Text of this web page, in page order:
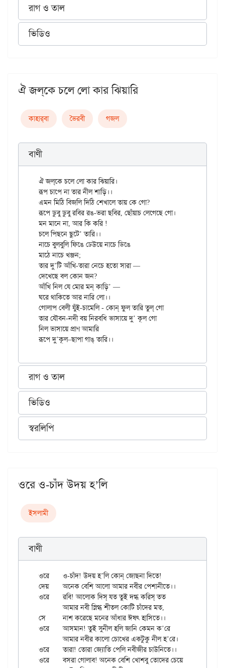
রাগ ও তাল
ভিডিও
ঐ জল্‌কে চলে লো কার ঝিয়ারি
কাহার্‌বা ভৈরবী গজল
বাণী
ঐ জল্‌কে চলে লো কার ঝিয়ারি।
রূপ চাপে না তার নীল শাড়ি।।
এমন মিঠি বিজলি দিঠি শেখালে তায় কে গো?
রূপে ডুবু ডুবু রবির রঙ-ভরা ছবির, ছোঁয়াচ লেগেছে গো।
মন মানে না, আর কি করি !
চলে পিছনে ছুটে’ তারি।।
নাচে বুলবুলি ফিঙে ঢেউয়ে নাচে ডিঙে
মাঠে নাচে খঞ্জন;
তার দু’টি আঁখি-তারা নেচে হতো সারা —
দেখেছে বল কোন জন?
আঁখি নিল যে মোর মন্‌ কাড়ি’ —
ঘরে থাকিতে আর নারি লো।।
গোলাপ বেলী যুঁই-চামেলি - কোন্‌ ফুল তারি তুল্‌ গো
তার যৌবন-নদী বয় নিরবধি ভাসায়ে দু’ কূল গো
নিল ভাসায়ে প্রাণ আমারি
রাগ ও তাল
ভিডিও
স্বরলিপি
ওরে ও-চাঁদ উদয় হ’লি
ইসলামী
বাণী
ওরে	ও-চাঁদ! উদয় হ’লি কোন্ জোছনা দিতে!
দেয়	অনেক বেশি আলো আমার নবীর পেশানীতে।।
ওরে	রবি! আলোক দিস্ যত তুই দগ্ধ করিস্ তত
	আমার নবী স্নিগ্ধ শীতল কোটি চাঁদের মত,
সে	নাশ করেছে মনের আঁধার ঈষৎ হাসিতে।।
ওরে	আসমান! তুই সুনীল হলি জানি কেমন ক’রে
	আমার নবীর কালো চোখের একটুকু নীল হ’রে।
ওরে	তারা! তোরা জ্যোতি পেলি নবীজীর চাউনিতে।।
ওরে	বসরা গোলাব! অনেক বেশি খোশবু তোদের চেয়ে